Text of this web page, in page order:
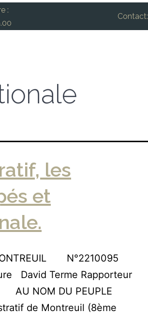
:
Contact:
les
et
N°2210095
David Terme Rapporteur
AU NOM DU PEUPLE
de Montreuil (8ème